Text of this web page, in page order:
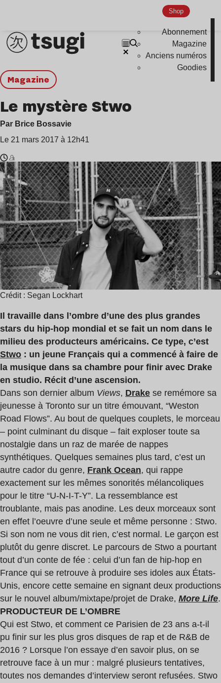
Shop
Abonnement
Magazine
Anciens numéros
Goodies
magazine
Le mystère Stwo
Par Brice Bossavie
Le 21 mars 2017 à 12h41
Temps
de
lecture
:
5
min
Stwo
Crédit : Segan Lockhart
Il travaille dans l’ombre d’une des plus grandes
stars du hip-hop mondial et se fait un nom dans le
milieu des producteurs américains. Ce type, c’est
Stwo : un jeune Français qui a commencé à faire de
la musique dans sa chambre pour finir avec Drake
en studio. Récit d’une ascension.
Dans son dernier album Views, Drake se remémore sa
jeunesse à Toronto sur un titre émouvant, “Weston
Road Flows”. Au bout de quelques couplets, le morceau
– point culminant du disque – fait exploser toute sa
nostalgie dans un raz de marée de nappes
synthétiques. Quelques semaines plus tard, c’est un
autre cador du genre, Frank Ocean, qui rappe
exactement sur les mêmes sonorités mélancoliques
pour le titre “U-N-I-T-Y”. La ressemblance est
troublante, mais pas anodine. Les deux morceaux sont
en effet l’oeuvre d’une seule et même personne : Stwo.
Si son nom ne vous dit rien, c’est normal. Le garçon est
plutôt du genre discret. Le parcours de Stwo a pourtant
tout d’un conte de fée : celui d’un fan de hip-hop en
France qui se retrouve à produire ses idoles aux États-
Unis, encore cette semaine en signant deux productions
sur le nouvel album/mixtape/projet de Drake, More Life.
PRODUCTEUR DE L’OMBRE
Qui est Stwo, et comment ce Parisien de 23 ans a-t-il
pu finir sur les plus gros disques de rap et de R&B de
2016 ? Lorsque l’on essaye d’en savoir plus, on se
retrouve face à un mur : malgré plusieurs tentatives,
toutes nos demandes d’interview seront refusées. Stwo